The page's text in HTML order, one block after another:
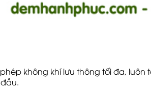
không khí lưu thông tối đa,